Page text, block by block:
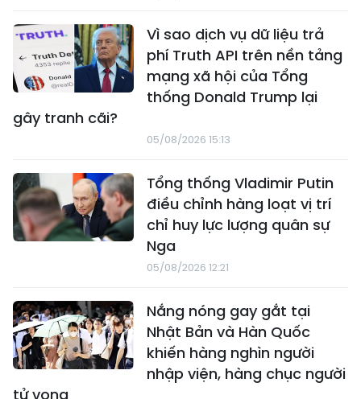
Vì sao dịch vụ dữ liệu trả
phí Truth API trên nền tảng
mạng xã hội của Tổng
thống Donald Trump lại
gây tranh cãi?
05/08/2026 15:13
Tổng thống Vladimir Putin
điều chỉnh hàng loạt vị trí
chỉ huy lực lượng quân sự
Nga
05/08/2026 12:21
Nắng nóng gay gắt tại
Nhật Bản và Hàn Quốc
khiến hàng nghìn người
nhập viện, hàng chục người
tử vong